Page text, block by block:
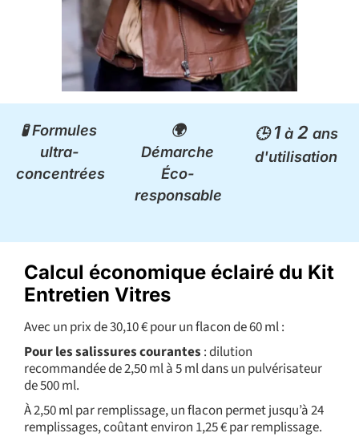
🧪 Formules
ultra-
concentrées
🌍
Démarche
Éco-
responsable
🕒1à 2 ans
d'utilisation
Calcul économique éclairé du Kit
Entretien Vitres
Avec un prix de 30,10 € pour un flacon de 60 ml :
Pour les salissures courantes : dilution
recommandée de 2,50 ml à 5 ml dans un pulvérisateur
de 500 ml.
À 2,50 ml par remplissage, un flacon permet jusqu’à 24
remplissages, coûtant environ 1,25 € par remplissage.